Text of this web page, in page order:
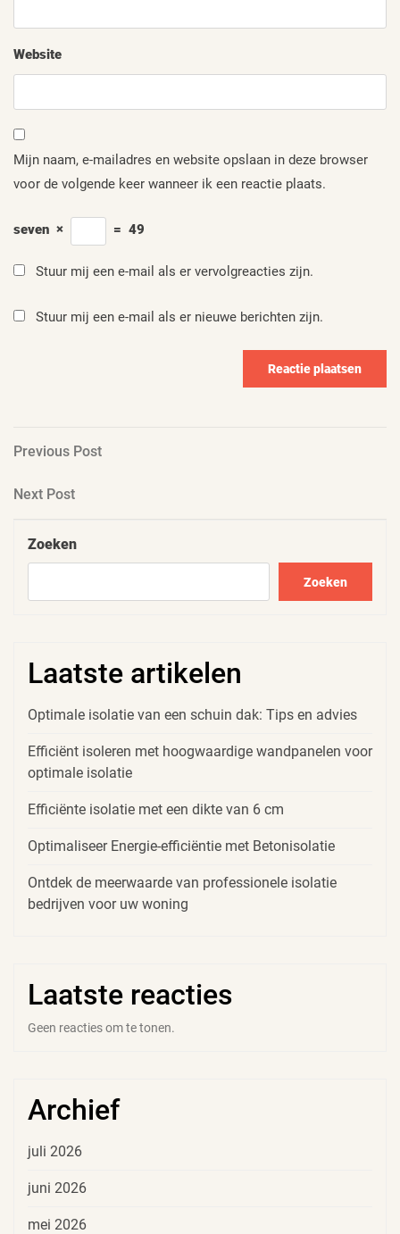
Website
Mijn naam, e-mailadres en website opslaan in deze browser
voor de volgende keer wanneer ik een reactie plaats.
seven × = 49
Stuur mij een e-mail als er vervolgreacties zijn.
Stuur mij een e-mail als er nieuwe berichten zijn.
Berichtnavigatie
Previous
Previous Post
Next
Next Post
Zoeken
Zoeken
Laatste artikelen
Optimale isolatie van een schuin dak: Tips en advies
Efficiënt isoleren met hoogwaardige wandpanelen voor
optimale isolatie
Efficiënte isolatie met een dikte van 6 cm
Optimaliseer Energie-efficiëntie met Betonisolatie
Ontdek de meerwaarde van professionele isolatie
bedrijven voor uw woning
Laatste reacties
Geen reacties om te tonen.
Archief
juli 2026
juni 2026
mei 2026